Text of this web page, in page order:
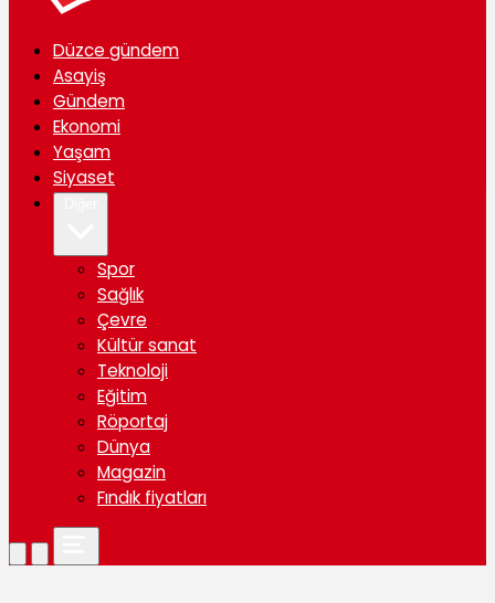
Düzce gündem
Asayiş
Gündem
Ekonomi
Yaşam
Siyaset
Spor
Sağlık
Çevre
Kültür sanat
Teknoloji
Eğitim
Röportaj
Dünya
Magazin
Fındık fiyatları